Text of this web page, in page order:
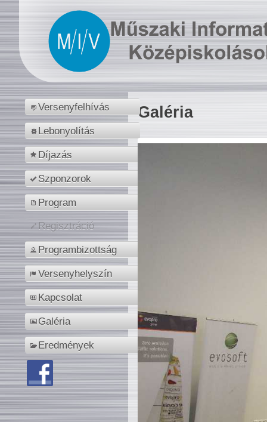
Versenyfelhívás
Lebonyolítás
Díjazás
Szponzorok
Program
Regisztráció
Programbizottság
Versenyhelyszín
Kapcsolat
Galéria
Eredmények
Galéria